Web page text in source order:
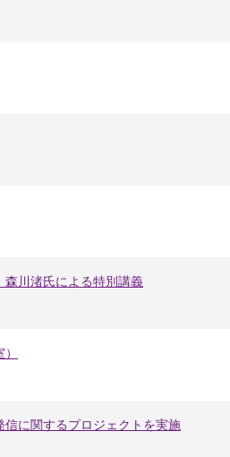
森川渚氏による特別講義
に関するプロジェクトを実施